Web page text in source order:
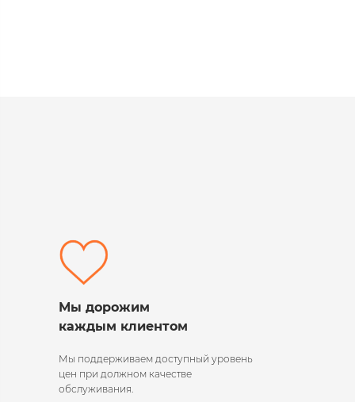
Мы дорожим
каждым клиентом
Мы поддерживаем доступный уровень
цен при должном качестве
обслуживания.